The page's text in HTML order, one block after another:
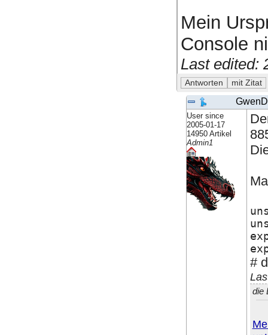
Mein
Console
Last edited:
User since
2005-01-17
14950 Artikel
Admin1
#
die